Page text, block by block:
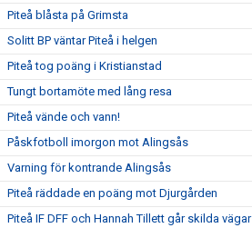
Piteå blåsta på Grimsta
Solitt BP väntar Piteå i helgen
Piteå tog poäng i Kristianstad
Tungt bortamöte med lång resa
Piteå vände och vann!
Påskfotboll imorgon mot Alingsås
Varning för kontrande Alingsås
Piteå räddade en poäng mot Djurgården
Piteå IF DFF och Hannah Tillett går skilda vägar